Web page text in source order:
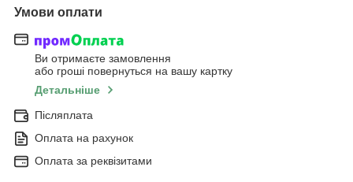
Умови оплати
Ви отримаєте замовлення
або гроші повернуться на вашу картку
Детальніше
Післяплата
Оплата на рахунок
Оплата за реквізитами